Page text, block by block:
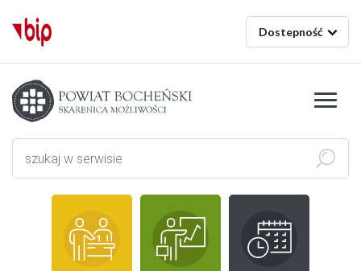
Dostepność
Starostwo powiatowe w Bochni
Szukaj